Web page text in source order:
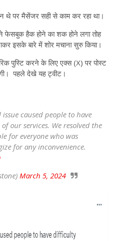
थे पर मैसेंजर सही से काम कर रहा था।
फेसबुक हैक होने का शक होने लगा तोह
इसके बारे में शोर मचाना सुरु किया।
पुस्टि करने के लिए एक्स (X) पर पोस्ट
पहले देखे यह ट्वीट।
caused people to have
our services. We resolved the
for everyone who was
for any inconvenience.
March 5, 2024